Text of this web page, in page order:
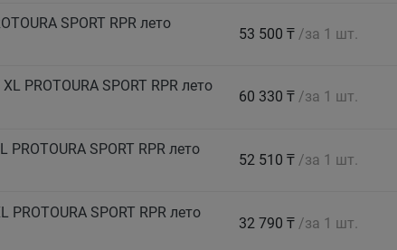
SPORT RPR лето
53 500 ₸ /за 1 шт.
PROTOURA SPORT RPR лето
60 330 ₸ /за 1 шт.
SPORT RPR лето
52 510 ₸ /за 1 шт.
SPORT RPR лето
32 790 ₸ /за 1 шт.